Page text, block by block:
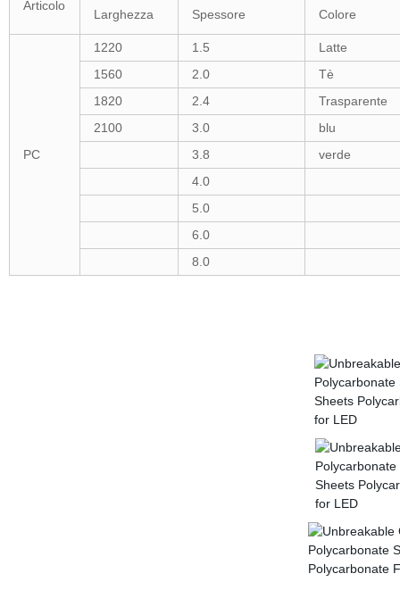
Articolo
Larghezza Spessore Colore
PC
1220 1.5
Latte
1560
2.0
Tè
1820
2.4
Trasparente
2100
3.0
blu
3.8
verde
4.0
5.0
6.0
8.0